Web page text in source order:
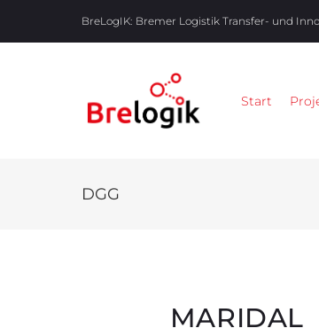
BreLogIK: Bremer Logistik Transfer- und
Start
DGG
MARIDAL